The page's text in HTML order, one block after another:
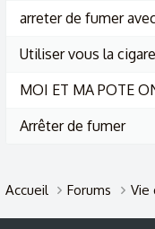
arreter de fumer
Utiliser vous la
MOI ET MA POTE
Arrêter de fumer
Accueil Forums Vie